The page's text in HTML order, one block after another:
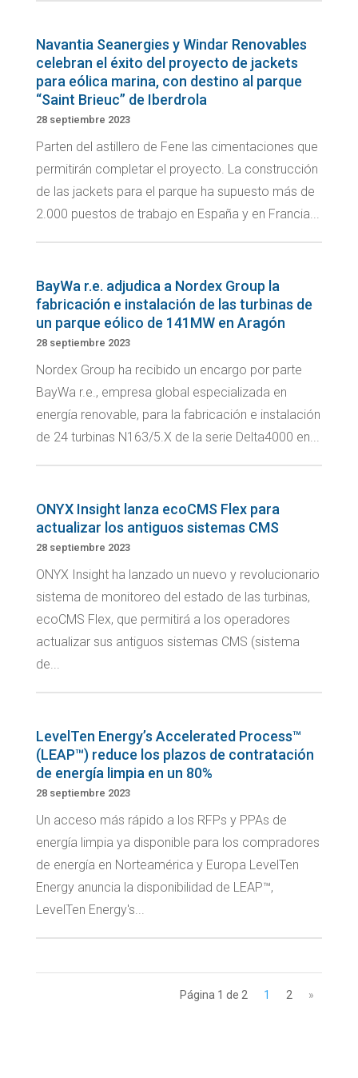
Navantia Seanergies y Windar Renovables
celebran el éxito del proyecto de jackets
para eólica marina, con destino al parque
“Saint Brieuc” de Iberdrola
28 septiembre 2023
Parten del astillero de Fene las cimentaciones que
permitirán completar el proyecto. La construcción
de las jackets para el parque ha supuesto más de
2.000 puestos de trabajo en España y en Francia...
BayWa r.e. adjudica a Nordex Group la
fabricación e instalación de las turbinas de
un parque eólico de 141MW en Aragón
28 septiembre 2023
Nordex Group ha recibido un encargo por parte
BayWa r.e., empresa global especializada en
energía renovable, para la fabricación e instalación
de 24 turbinas N163/5.X de la serie Delta4000 en...
ONYX Insight lanza ecoCMS Flex para
actualizar los antiguos sistemas CMS
28 septiembre 2023
ONYX Insight ha lanzado un nuevo y revolucionario
sistema de monitoreo del estado de las turbinas,
ecoCMS Flex, que permitirá a los operadores
actualizar sus antiguos sistemas CMS (sistema
de...
LevelTen Energy’s Accelerated Process™
(LEAP™) reduce los plazos de contratación
de energía limpia en un 80%
28 septiembre 2023
Un acceso más rápido a los RFPs y PPAs de
energía limpia ya disponible para los compradores
de energía en Norteamérica y Europa LevelTen
Energy anuncia la disponibilidad de LEAP™,
LevelTen Energy's...
Página 1 de 2 1 2 »